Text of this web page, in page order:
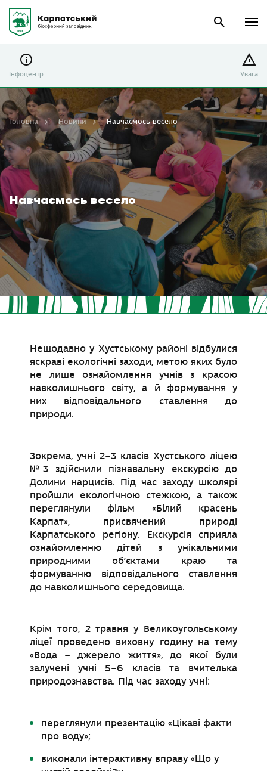
Інфоцентр Увага
Навчаємось весело
Головна Новини Навчаємось весело
Нещодавно у Хустському районі відбулися
яскраві екологічні заходи, метою яких було
не лише ознайомлення учнів з красою
навколишнього світу, а й формування у
них відповідального ставлення до
природи.
Зокрема, учні 2–3 класів Хустського ліцею
№3 здійснили пізнавальну екскурсію до
Долини нарцисів. Під час заходу школярі
пройшли екологічною стежкою, а також
переглянули фільм «Білий красень
Карпат», присвячений природі
Карпатського регіону. Екскурсія сприяла
ознайомленню дітей з унікальними
природними об’єктами краю та
формуванню відповідального ставлення
до навколишнього середовища.
Крім того, 2 травня у Великоугольському
ліцеї проведено виховну годину на тему
«Вода – джерело життя», до якої були
залучені учні 5–6 класів та вчителька
природознавства. Під час заходу учні:
переглянули презентацію «Цікаві факти
про воду»;
виконали інтерактивну вправу «Що у